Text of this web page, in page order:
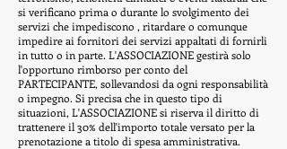
si verificano prima o durante lo svolgimento dei
servizi che impediscono , ritardare o comunque
impedire ai fornitori dei servizi appaltati di fornirli
in tutto o in parte. L'ASSOCIAZIONE gestirà solo
l'opportuno rimborso per conto del
PARTECIPANTE, sollevandosi da ogni responsabilità
o impegno. Si precisa che in questo tipo di
situazioni, L'ASSOCIAZIONE si riserva il diritto di
trattenere il 30% dell'importo totale versato per la
prenotazione a titolo di spesa amministrativa.